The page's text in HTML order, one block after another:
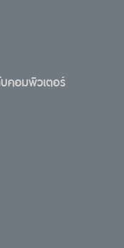
คอมพิวเตอร์